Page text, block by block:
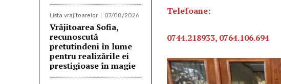
Lista vrajitoarelor 07/08/2026
Vrăjitoarea Sofia,
recunoscută
pretutindeni în lume
pentru realizările ei
prestigioase în magie
Telefoane:
0744.218933, 0764.106.694